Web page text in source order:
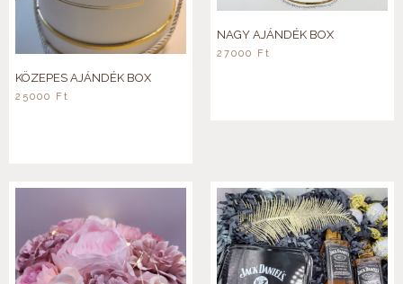
KÖZEPES AJÁNDÉK BOX
25000 Ft
NAGY AJÁNDÉK BOX
27000 Ft